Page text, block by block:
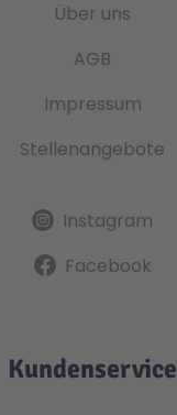
Über uns
AGB
Impressum
Stellenangebote
Instagram
Facebook
Kundenservice